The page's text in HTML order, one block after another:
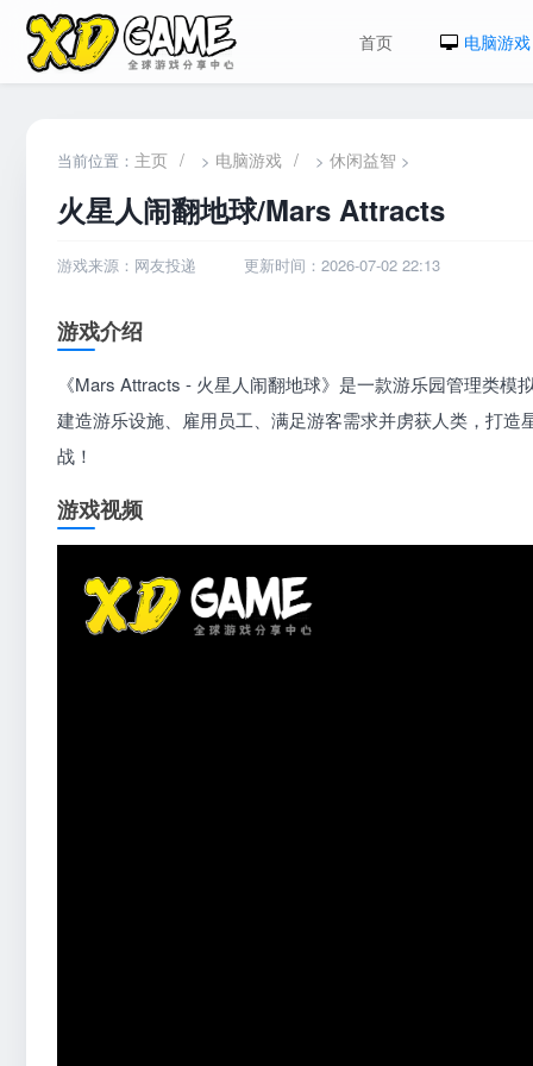
首页 电脑游戏
当前位置： 主页 / > 电脑游戏 / > 休闲益智 >
火星人闹翻地球/Mars Attracts
游戏来源：网友投递 更新时间：2026-07-02 22:13
游戏介绍
《Mars Attracts - 火星人闹翻地球》是一款游乐园管理类
建造游乐设施、雇用员工、满足游客需求并虏获人类，打
战！
游戏视频